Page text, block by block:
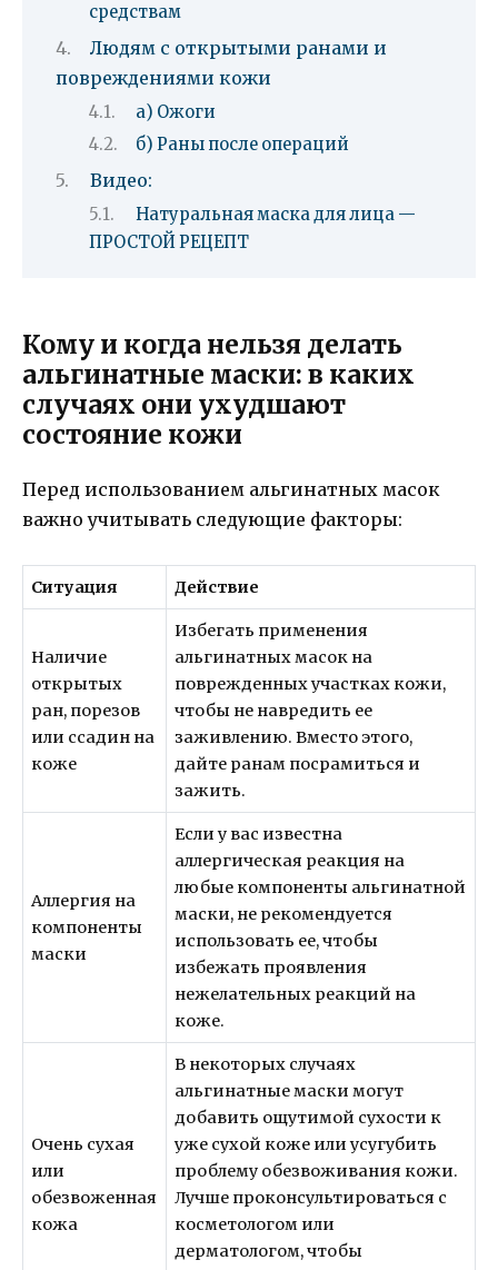
средствам
Людям с открытыми ранами и
повреждениями кожи
а) Ожоги
б) Раны после операций
Видео:
Натуральная маска для лица —
ПРОСТОЙ РЕЦЕПТ
Кому и когда нельзя делать
альгинатные маски: в каких
случаях они ухудшают
состояние кожи
Перед использованием альгинатных масок
важно учитывать следующие факторы:
Ситуация Действие
Наличие
открытых
ран, порезов
или ссадин на
коже
Избегать применения
альгинатных масок на
поврежденных участках кожи,
чтобы не навредить ее
заживлению. Вместо этого,
дайте ранам посрамиться и
зажить.
Аллергия на
компоненты
маски
Если у вас известна
аллергическая реакция на
любые компоненты альгинатной
маски, не рекомендуется
использовать ее, чтобы
избежать проявления
нежелательных реакций на
коже.
Очень сухая
или
обезвоженная
кожа
В некоторых случаях
aльгинатные маски могут
добавить ощутимой сухости к
уже сухой коже или усугубить
проблему обезвоживания кожи.
Лучше проконсультироваться с
косметологом или
дерматологом, чтобы